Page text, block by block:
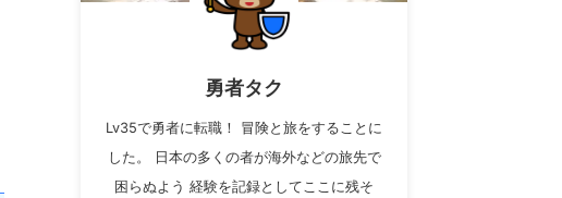
勇者タク
Lv35で勇者に転職！ 冒険と旅をすることに
した。 日本の多くの者が海外などの旅先で
困らぬよう 経験を記録としてここに残そ